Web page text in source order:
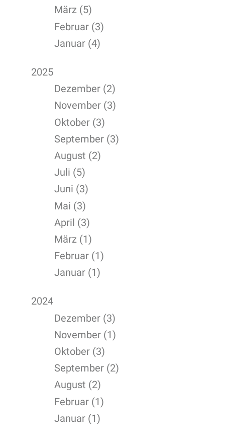
März (5)
Februar (3)
Januar (4)
2025
Dezember (2)
November (3)
Oktober (3)
September (3)
August (2)
Juli (5)
Juni (3)
Mai (3)
April (3)
März (1)
Februar (1)
Januar (1)
2024
Dezember (3)
November (1)
Oktober (3)
September (2)
August (2)
Februar (1)
Januar (1)